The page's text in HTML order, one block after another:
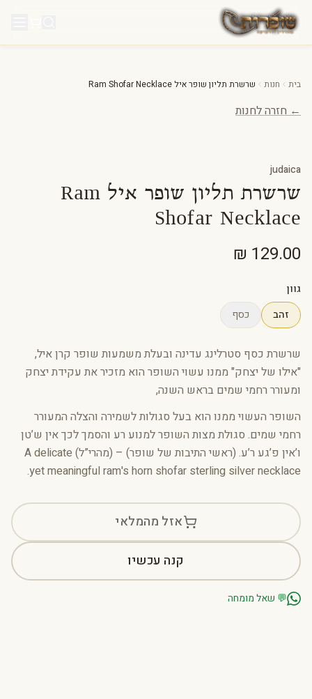
דלג לתוכן
בית חנות שרשרת תליון שופר איל Ram Shofar Necklace
← חזרה לחנות
judaica
שרשרת תליון שופר איל Ram
Shofar Necklace
גוון
זהב
כסף
שרשרת כסף סטרלינג עדינה ובעלת משמעות שופר קרן איל,
"אילו של יצחק" ממנו עשוי השופר הוא מזכיר את עקידת יצחק
ומעורר רחמי שמים בראש השנה,
השופר העשוי ממנו הוא בעל סגולות לשמירה והצלה המעורר
רחמי שמים. סגולת מצות השופר למנוע רע והסמך לכך אין ש’טן
ו’אין פ’גע ר’ע. (ראשי התיבות של שופר) – (מהרי”ל) A delicate
yet meaningful ram's horn shofar sterling silver necklace.
אזל מהמלאי
קנה עכשיו
💬 שאל מומחה